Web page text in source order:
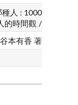
人 : 1000
的時間觀 /
谷本有香 著